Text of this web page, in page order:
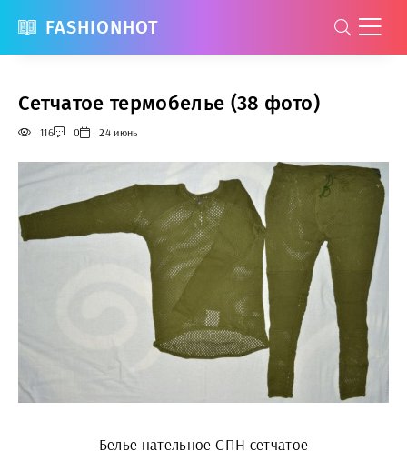
FASHIONHOT
Сетчатое термобелье (38 фото)
116 0 24 июнь
Белье нательное СПН сетчатое